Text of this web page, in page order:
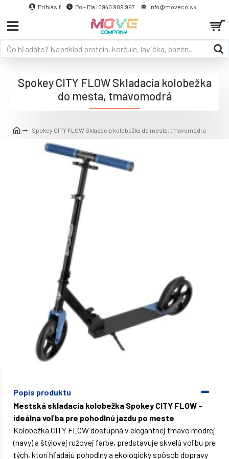
Prihlásiť Po - Pia: 0940 989 997 info@moveco.sk
Spokey CITY FLOW Skladacia kolobežka do mesta, tmavomodrá
Spokey CITY FLOW Skladacia kolobežka
do mesta, tmavomodrá
Popis produktu
Mestská skladacia kolobežka Spokey CITY FLOW -
ideálna voľba pre pohodlnú jazdu po meste
Kolobežka CITY FLOW dostupná v elegantnej tmavo modrej
(navy) a štýlovej ružovej farbe, predstavuje skvelú voľbu pre
tých, ktorí hľadajú pohodlný a ekologický spôsob dopravy